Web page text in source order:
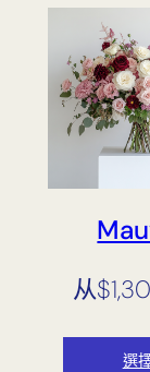
从$
選